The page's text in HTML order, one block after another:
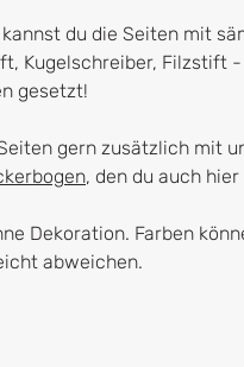
du die Seiten mit
Kugelschreiber, Filzstift
gesetzt!
gern zusätzlich mit
, den du auch
Dekoration. Farben
abweichen.